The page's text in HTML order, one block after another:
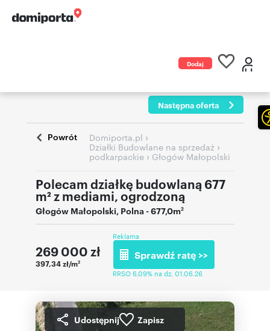
Dodaj
Następna oferta
Powrót Domiporta.pl ›
Działki Budowlane na sprzedaż ›
podkarpackie › Głogów Małopolski
Polecam działkę budowlaną 677
m² z mediami, ogrodzoną
Głogów Małopolski, Polna- 677,0m2
269 000 zł
397,34 zł/m2
Reklama
Sprawdź ratę >>
RRSO 6,09% na dz. 01.06.26
Udostępnij Zapisz